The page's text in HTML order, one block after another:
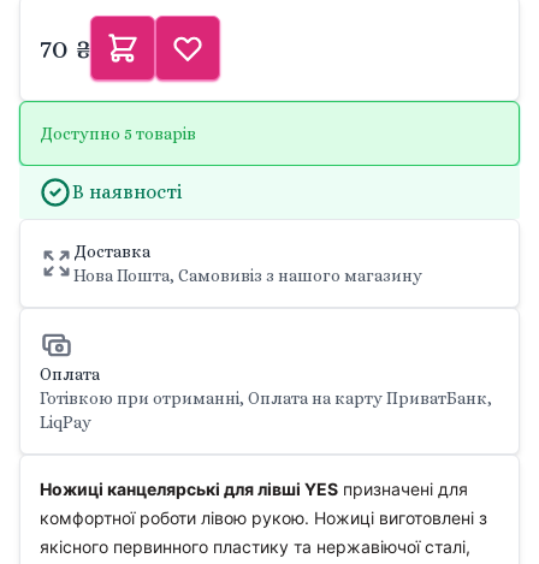
70 ₴
Доступно 5 товарів
В наявності
Доставка
Нова Пошта, Самовивіз з нашого магазину
Оплата
Готівкою при отриманні, Оплата на карту ПриватБанк,
LiqPay
Ножиці канцелярські для лівші YES призначені для
комфортної роботи лівою рукою. Ножиці виготовлені з
якісного первинного пластику та нержавіючої сталі,